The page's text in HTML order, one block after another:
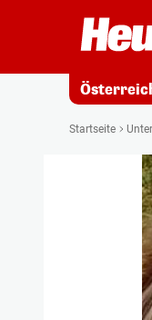
Startseite